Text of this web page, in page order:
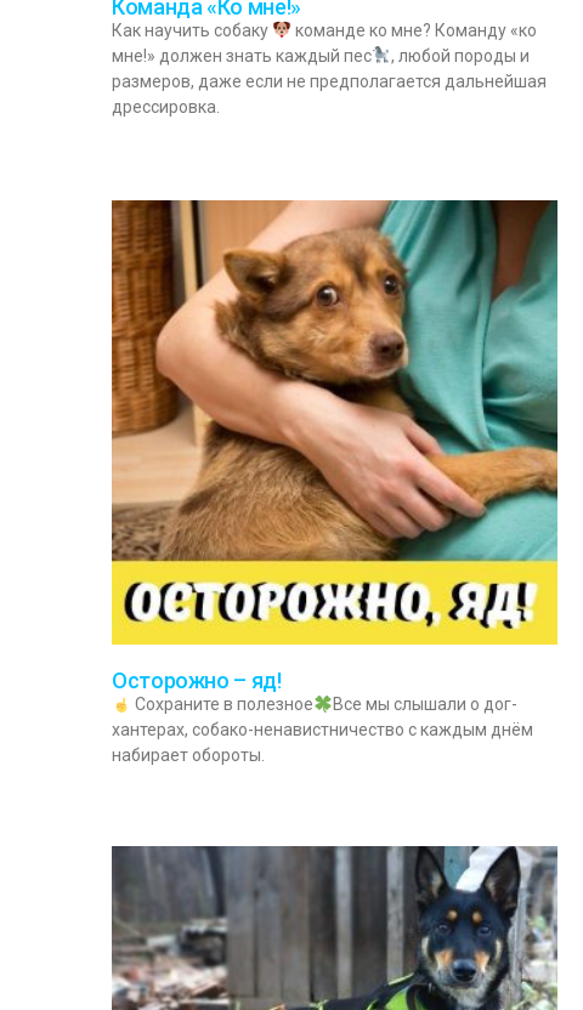
Команда «Ко мне!»
Как научить собаку
команде ко мне? Команду «ко
мне!» должен знать каждый пес
, любой породы и
размеров, даже если не предполагается дальнейшая
дрессировка.
Осторожно – яд!
Сохраните в полезное
Все мы слышали о дог-
хантерах, собако-ненавистничество с каждым днём
набирает обороты.